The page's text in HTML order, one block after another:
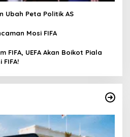
Ubah Peta Politik AS
Mosi FIFA
FIFA, UEFA Akan Boikot Piala